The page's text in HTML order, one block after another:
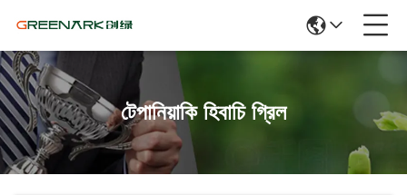
টেপানিয়াকি হিবাচি গ্রিল